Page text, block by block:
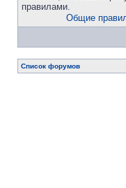
правилами.
Общие
Список форумов